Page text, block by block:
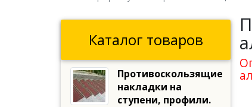
Каталог товаров
Противоскользящие
накладки на
ступени, профили.